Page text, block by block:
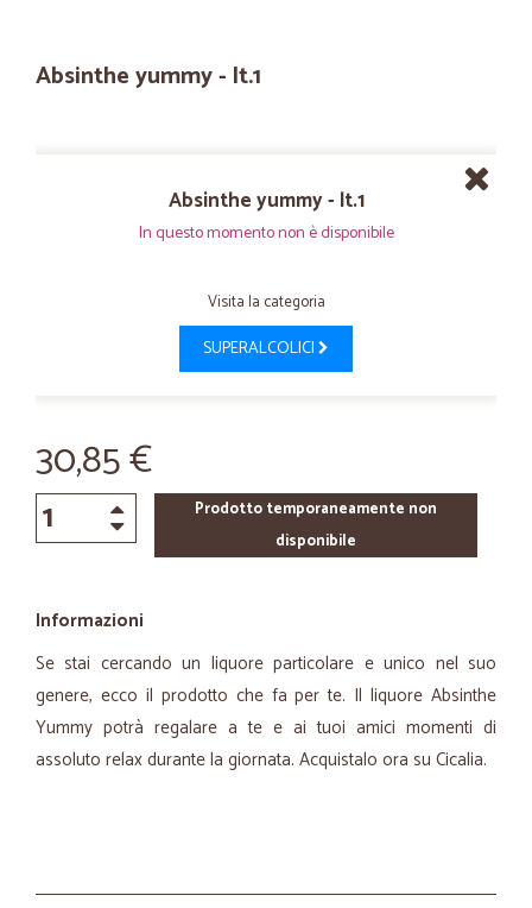
Absinthe yummy - lt.1
Absinthe yummy - lt.1
In questo momento non è disponibile
Visita la categoria
SUPERALCOLICI
30,85 €
Prodotto temporaneamente non
disponibile
Informazioni
Se stai cercando un liquore particolare e unico nel suo
genere, ecco il prodotto che fa per te. Il liquore Absinthe
Yummy potrà regalare a te e ai tuoi amici momenti di
assoluto relax durante la giornata. Acquistalo ora su Cicalia.